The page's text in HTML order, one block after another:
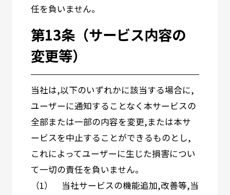
任を負いません。
第13条（サービス内容の
変更等）
当社は,以下のいずれかに該当する場合に,
ユーザーに通知することなく本サービスの
全部または一部の内容を変更,または本サ
ービスを中止することができるものとし,
これによってユーザーに生じた損害につい
て一切の責任を負いません。
（1） 当社サービスの機能追加,改善等,当